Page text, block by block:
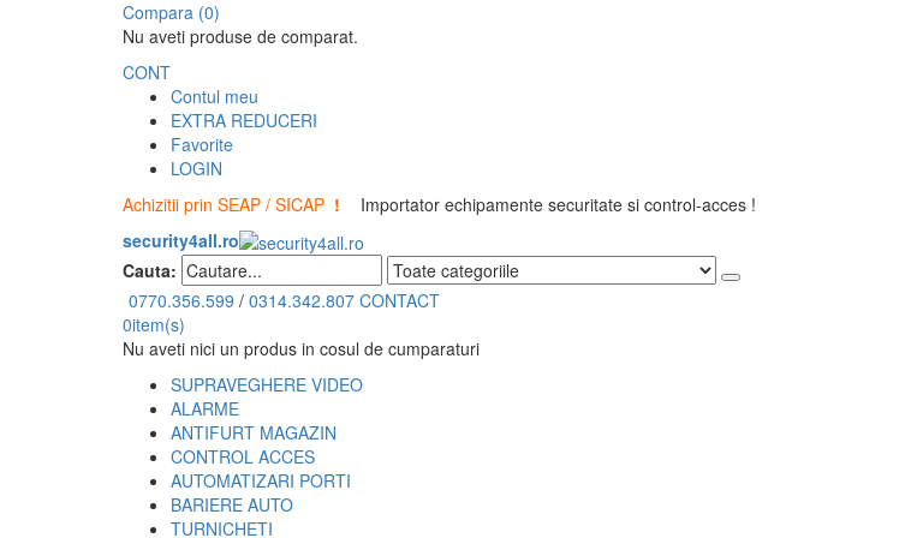
Compara (0)
Nu aveti produse de comparat.
CONT
Contul meu
EXTRA REDUCERI
Favorite
LOGIN
Achizitii prin SEAP / SICAP !
Importator echipamente securitate si control-acces !
security4all.ro
Cauta:
0770.356.599 / 0314.342.807 CONTACT
0item(s)
Nu aveti nici un produs in cosul de cumparaturi
SUPRAVEGHERE VIDEO
ALARME
ANTIFURT MAGAZIN
CONTROL ACCES
AUTOMATIZARI PORTI
BARIERE AUTO
TURNICHETI